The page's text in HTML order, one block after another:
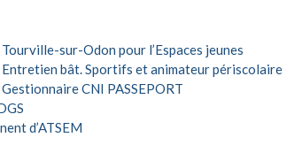
sur-Odon pour l’Espaces jeunes
bât. Sportifs et animateur périscolaire
CNI PASSEPORT
d’ATSEM